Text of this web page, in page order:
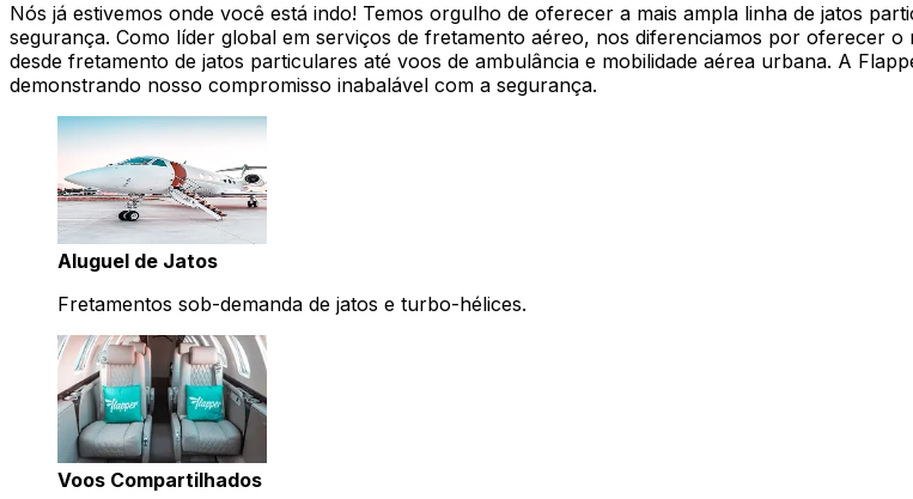
Nós já estivemos onde você está indo! Temos orgulho de oferecer a mais ampla linha de jatos
segurança. Como líder global em serviços de fretamento aéreo, nos diferenciamos por oferecer
desde fretamento de jatos particulares até voos de ambulância e mobilidade aérea urbana. A
demonstrando nosso compromisso inabalável com a segurança.
Aluguel de Jatos
Fretamentos sob-demanda de jatos e turbo-hélices.
Voos Compartilhados